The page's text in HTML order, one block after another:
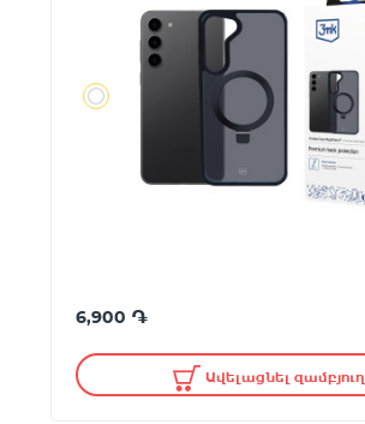
6,900 ֏
Ավելացնել զամբյուղ